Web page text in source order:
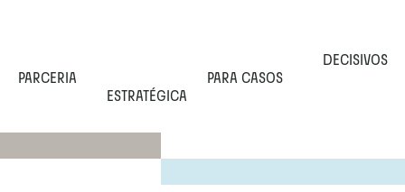
PARCERIA
ESTRATÉGICA
PARA CASOS
DECISIVOS